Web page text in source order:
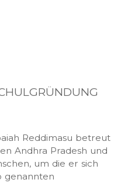
Reddimasu betreut
Andhra Pradesh und
um die er sich
genannten